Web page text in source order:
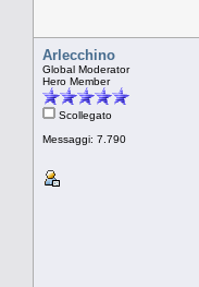
Arlecchino
Global Moderator
Hero Member
Scollegato
Messaggi: 7.790